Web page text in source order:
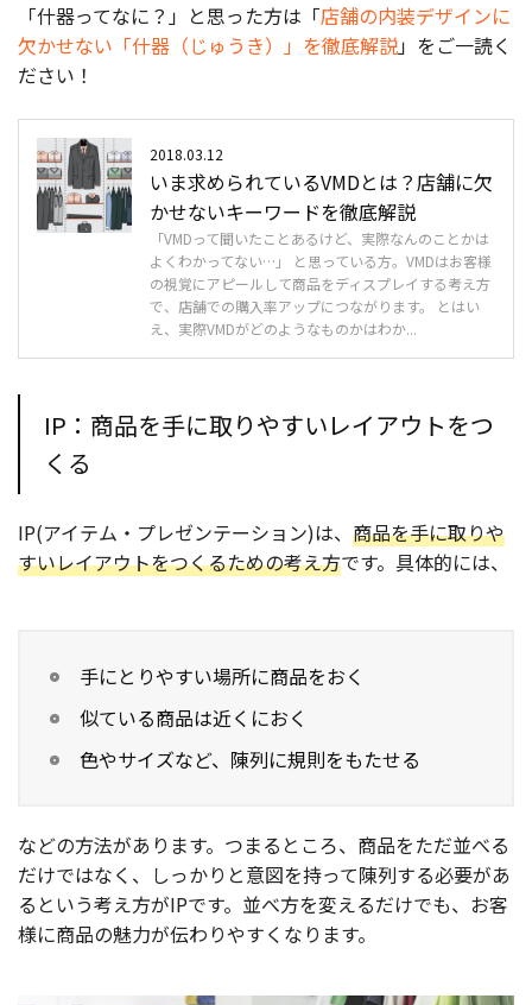
「什器ってなに？」と思った方は「店舗の内装デザインに
欠かせない「什器（じゅうき）」を徹底解説」をご一読く
ださい！
2018.03.12
いま求められているVMDとは？店舗に欠
かせないキーワードを徹底解説
「VMDって聞いたことあるけど、実際なんのことかは
よくわかってない…」 と思っている方。VMDはお客様
の視覚にアピールして商品をディスプレイする考え方
で、店舗での購入率アップにつながります。 とはい
え、実際VMDがどのようなものかはわか...
IP：商品を手に取りやすいレイアウトをつ
くる
IP(アイテム・プレゼンテーション)は、 商品を手に取りや
すいレイアウトをつくるための考え方です。具体的には、
手にとりやすい場所に商品をおく
似ている商品は近くにおく
色やサイズなど、陳列に規則をもたせる
などの方法があります。つまるところ、商品をただ並べる
だけではなく、しっかりと意図を持って陳列する必要があ
るという考え方がIPです。並べ方を変えるだけでも、お客
様に商品の魅力が伝わりやすくなります。